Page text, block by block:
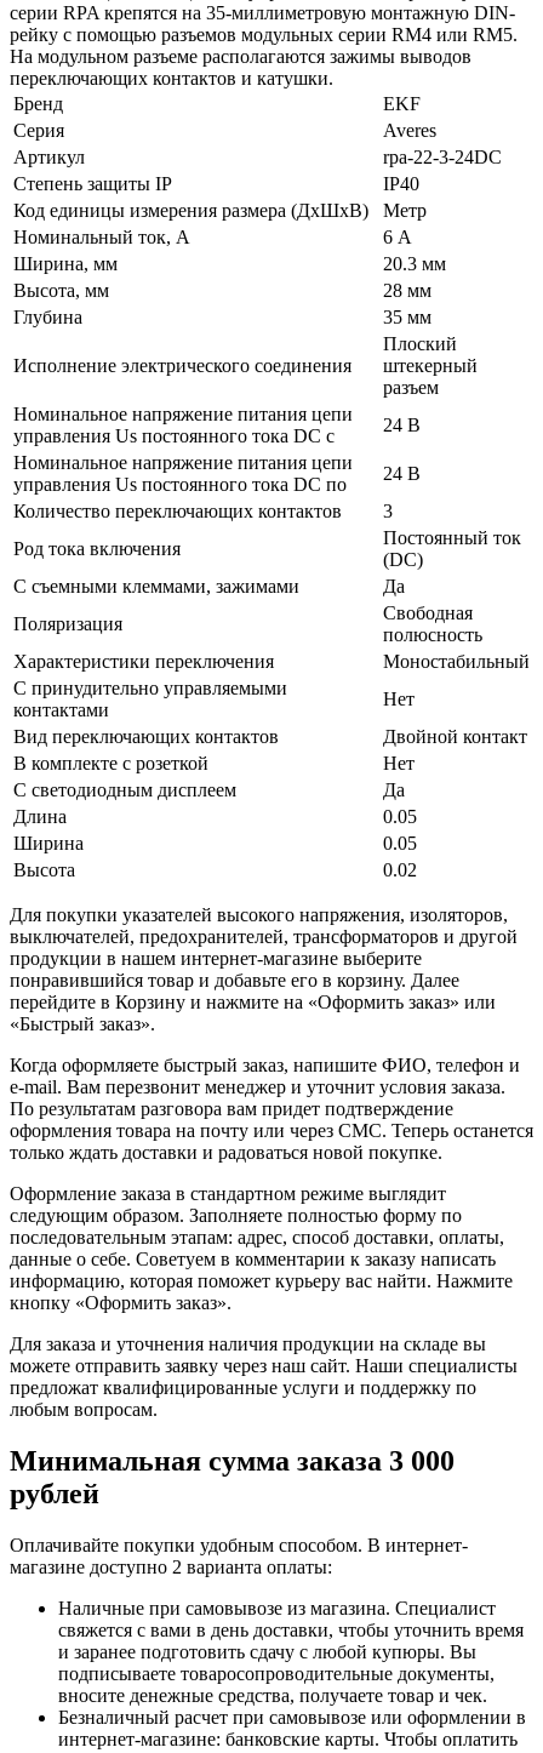
серии RPA крепятся на 35-миллиметровую монтажную DIN-
рейку с помощью разъемов модульных серии RM4 или RM5.
На модульном разъеме располагаются зажимы выводов
переключающих контактов и катушки.
Бренд
EKF
Серия
Averes
Артикул
rpa-22-3-24DC
Степень защиты IP
IP40
Код единицы измерения размера (ДхШхВ)
Метр
Номинальный ток, А
6 А
Ширина, мм
20.3 мм
Высота, мм
28 мм
Глубина
35 мм
Исполнение электрического соединения
Плоский
штекерный
разъем
Номинальное напряжение питания цепи
управления Us постоянного тока DC с
24 В
Номинальное напряжение питания цепи
управления Us постоянного тока DC по
24 В
Количество переключающих контактов
3
Род тока включения
Постоянный ток
(DC)
С съемными клеммами, зажимами
Да
Поляризация
Свободная
полюсность
Характеристики переключения
Моностабильный
С принудительно управляемыми
контактами
Нет
Вид переключающих контактов
Двойной контакт
В комплекте с розеткой
Нет
С светодиодным дисплеем
Да
Длина
0.05
Ширина
0.05
Высота
0.02
Для покупки указателей высокого напряжения, изоляторов,
выключателей, предохранителей, трансформаторов и другой
продукции в нашем интернет-магазине выберите
понравившийся товар и добавьте его в корзину. Далее
перейдите в Корзину и нажмите на «Оформить заказ» или
«Быстрый заказ».
Когда оформляете быстрый заказ, напишите ФИО, телефон и
e-mail. Вам перезвонит менеджер и уточнит условия заказа.
По результатам разговора вам придет подтверждение
оформления товара на почту или через СМС. Теперь останется
только ждать доставки и радоваться новой покупке.
Оформление заказа в стандартном режиме выглядит
следующим образом. Заполняете полностью форму по
последовательным этапам: адрес, способ доставки, оплаты,
данные о себе. Советуем в комментарии к заказу написать
информацию, которая поможет курьеру вас найти. Нажмите
кнопку «Оформить заказ».
Для заказа и уточнения наличия продукции на складе вы
можете отправить заявку через наш сайт. Наши специалисты
предложат квалифицированные услуги и поддержку по
любым вопросам.
Минимальная сумма заказа 3 000
рублей
Оплачивайте покупки удобным способом. В интернет-
магазине доступно 2 варианта оплаты:
Наличные при самовывозе из магазина. Специалист
свяжется с вами в день доставки, чтобы уточнить время
и заранее подготовить сдачу с любой купюры. Вы
подписываете товаросопроводительные документы,
вносите денежные средства, получаете товар и чек.
Безналичный расчет при самовывозе или оформлении в
интернет-магазине: банковские карты. Чтобы оплатить